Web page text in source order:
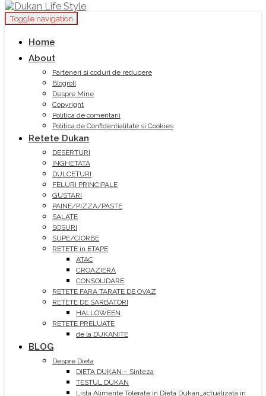
Toggle navigation
Home
About
Parteneri si coduri de reducere
Blogroll
Despre Mine
Copyright
Politica de comentarii
Politica de Confidentialitate si Cookies
Retete Dukan
DESERTURI
INGHETATA
DULCETURI
FELURI PRINCIPALE
GUSTARI
PAINE/PIZZA/PASTE
SALATE
SOSURI
SUPE/CIORBE
RETETE in ETAPE
ATAC
CROAZIERA
CONSOLIDARE
RETETE FARA TARATE DE OVAZ
RETETE DE SARBATORI
HALLOWEEN
RETETE PRELUATE
de la DUKANITE
BLOG
Despre Dieta
DIETA DUKAN – Sinteza
TESTUL DUKAN
Lista Alimente Tolerate in Dieta Dukan_actualizata in